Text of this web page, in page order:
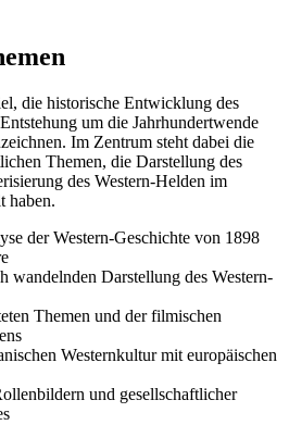
die historische Entwicklung des
um die Jahrhundertwende
Im Zentrum steht dabei die
Themen, die Darstellung des
des Western-Helden im
haben.
der Western-Geschichte von 1898
wandelnden Darstellung des Western-
Themen und der filmischen
Westernkultur mit europäischen
und gesellschaftlicher